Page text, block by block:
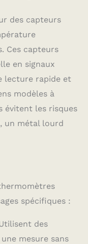
des capteurs
Ces capteurs
en signaux
lecture rapide et
modèles à
évitent les risques
un métal lourd
spécifiques :
des
mesure sans